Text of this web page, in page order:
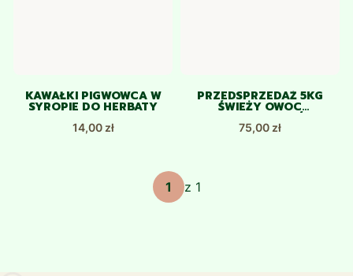
KAWAŁKI PIGWOWCA W
SYROPIE DO HERBATY
Cena
14,00 zł
PRZEDSPRZEDAŻ 5KG
ŚWIEŻY OWOC
PIGWOWIEC JAPOŃSKI
Cena
75,00 zł
z 1